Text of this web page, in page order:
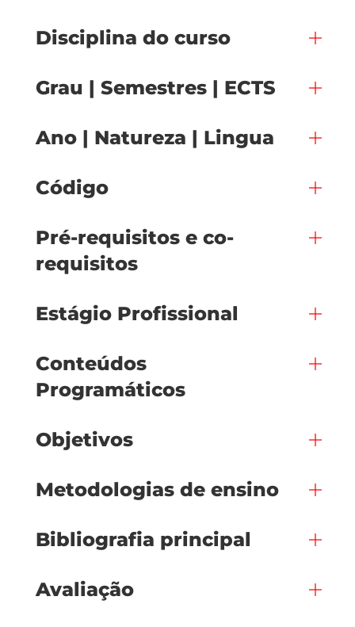
Disciplina do curso
Grau | Semestres | ECTS
Ano | Natureza | Lingua
Código
Pré-requisitos e co-
requisitos
Estágio Profissional
Conteúdos
Programáticos
Objetivos
Metodologias de ensino
Bibliografia principal
Avaliação